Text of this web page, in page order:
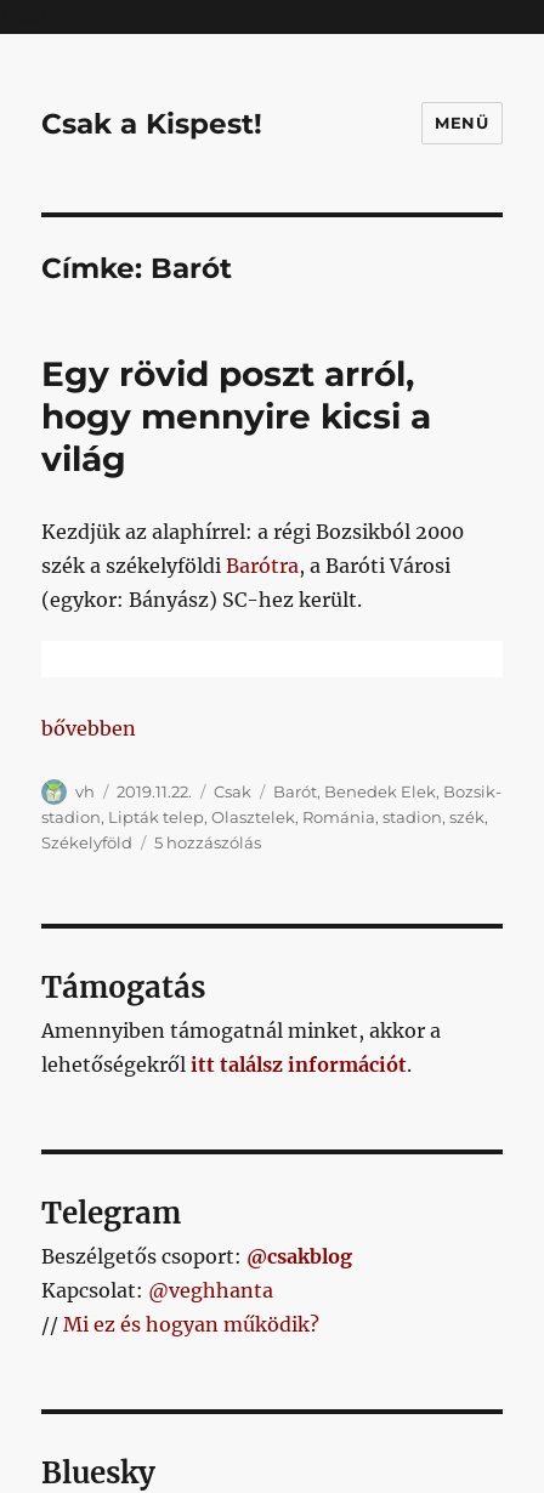
Csak a Kispest! MENÜ
Címke: Barót
Egy rövid poszt arról,
hogy mennyire kicsi a
világ
Kezdjük az alaphírrel: a régi Bozsikból 2000
szék a székelyföldiBarótra, a Baróti Városi
(egykor: Bányász) SC-hez került.
„Egy rövid poszt arról, hogy mennyire kicsi a világ”
bővebben
Szerző
vh Közzétéve
2019.11.22. Kategória
Csak Címke
Barót, Benedek Elek, Bozsik-
stadion, Lipták telep,Olasztelek, Románia,stadion,szék,
Székelyföld
5 hozzászólásEgy
a
című
Támogatás
Amennyiben támogatnál minket, akkor a
lehetőségekrőlitt találsz információt.
Telegram
Beszélgetős csoport: @csakblog
Kapcsolat: @veghhanta
//Mi ez és hogyan működik?
Bluesky